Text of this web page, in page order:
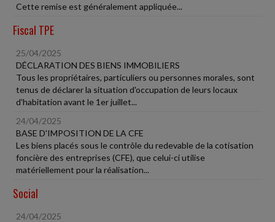
Cette remise est généralement appliquée...
Fiscal TPE
25/04/2025
DÉCLARATION DES BIENS IMMOBILIERS
Tous les propriétaires, particuliers ou personnes morales, sont
tenus de déclarer la situation d'occupation de leurs locaux
d'habitation avant le 1er juillet...
24/04/2025
BASE D'IMPOSITION DE LA CFE
Les biens placés sous le contrôle du redevable de la cotisation
foncière des entreprises (CFE), que celui-ci utilise
matériellement pour la réalisation...
Social
24/04/2025